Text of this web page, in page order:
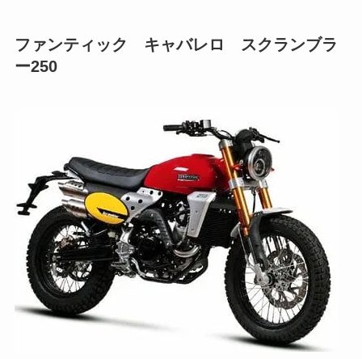
ファンティック キャバレロ スクランブラ
ー250